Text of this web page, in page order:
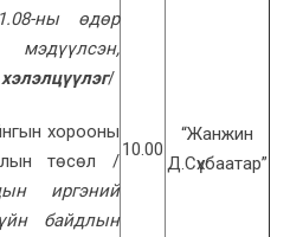
ны өдөр
мэдүүлсэн,
/
хорооны
төсөл /
иргэний
байдлын
10.00
“Жанжин
Д.Сүхбаатар”